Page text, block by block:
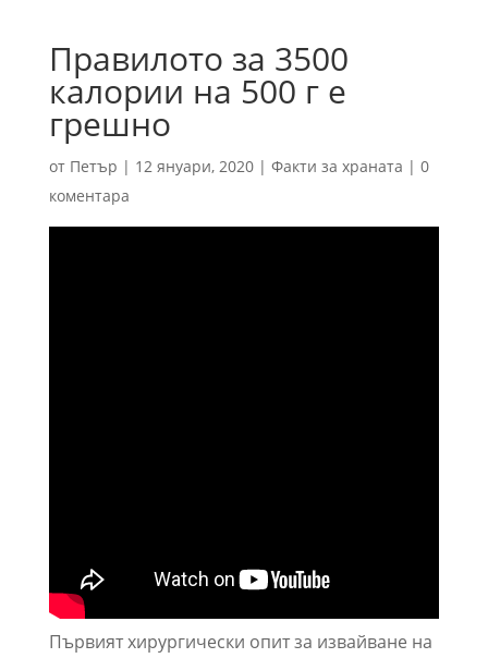
Правилото за 3500
калории на 500 г е
грешно
от Петър | 12 януари, 2020| Факти за храната | 0
коментара
Първият хирургически опит за извайване на